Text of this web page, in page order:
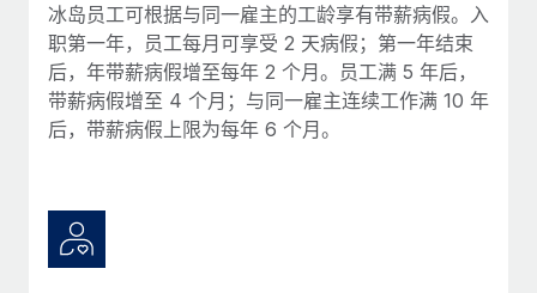
冰岛员工可根据与同一雇主的工龄享有带薪病假。入
职第一年，员工每月可享受 2 天病假；第一年结束
后，年带薪病假增至每年 2 个月。员工满 5 年后，
带薪病假增至 4 个月；与同一雇主连续工作满 10 年
后，带薪病假上限为每年 6 个月。